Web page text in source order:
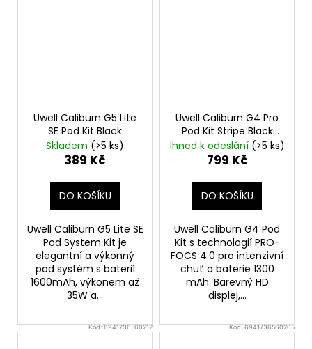
Uwell Caliburn G5 Lite
SE Pod Kit Black
LeatherElektronická
cigareta 1600mAh
Skladem (>5 ks)
389 Kč
DO KOŠÍKU
Uwell Caliburn G5 Lite SE
Pod System Kit je
elegantní a výkonný
pod systém s baterií
1600mAh, výkonem až
35W a...
Uwell Caliburn G4 Pro
Pod Kit Stripe Black
Elektronická cigareta
1300mAh
Ihned k odeslání (>5 ks)
799 Kč
DO KOŠÍKU
Uwell Caliburn G4 Pod
Kit s technologií PRO-
FOCS 4.0 pro intenzivní
chuť a baterie 1300
mAh. Barevný HD
displej,...
Kód:6941736560212 Kód:6941736560205